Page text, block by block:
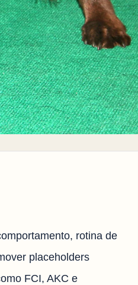
rotina de
placeholders
FCI, AKC e